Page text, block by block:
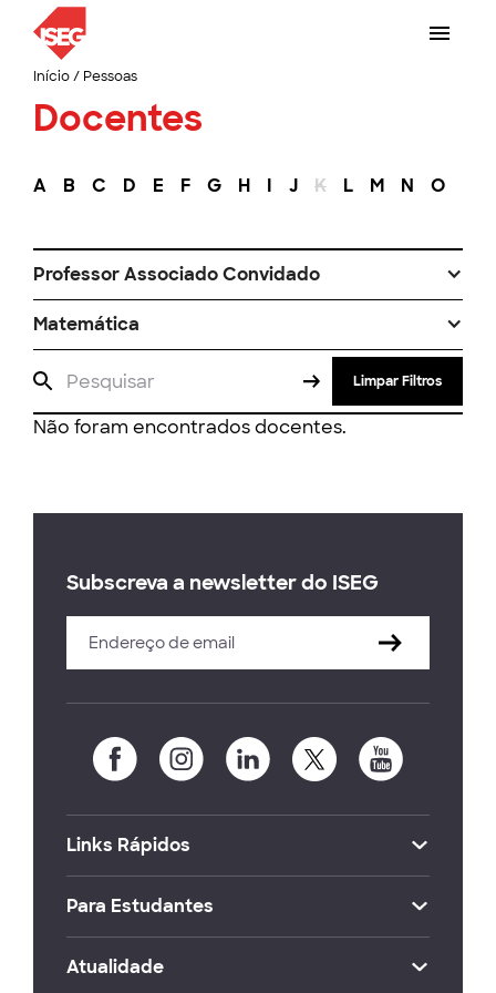
Início/ Pessoas
Docentes
A B C D E F G H I J K L M N O
Professor Associado Convidado
Matemática
Limpar Filtros
Não foram encontrados docentes.
Subscreva a newsletter do ISEG
Links Rápidos
Para Estudantes
Atualidade